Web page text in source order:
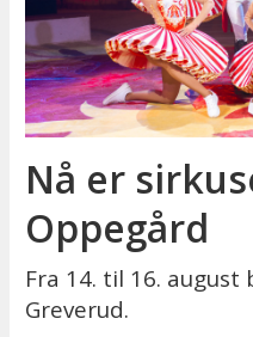
Nå er
Oppegård
Fra 14. til 16.
Greverud.